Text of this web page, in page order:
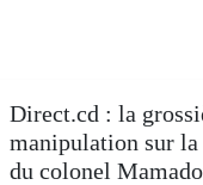
Direct.cd : la
manipulation sur
du colonel